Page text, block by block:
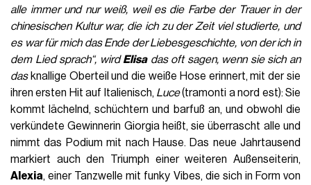
alle immer und nur weiß, weil es die Farbe der Trauer in der
chinesischen Kultur war, die ich zu der Zeit viel studierte, und
es war für mich das Ende der Liebesgeschichte, von der ich in
dem Lied sprach“, wirdElisadas oft sagen,wenn sie sich an
dasknallige Oberteil und die weiße Hose erinnert, mit der sie
ihren ersten Hit auf Italienisch, Luce(tramonti a nord est): Sie
kommt lächelnd, schüchtern und barfuß an, und obwohl die
verkündete Gewinnerin Giorgia heißt, sie überrascht alle und
nimmt das Podium mit nach Hause. Das neue Jahrtausend
markiert auch den Triumph einer weiteren Außenseiterin,
Alexia, einer Tanzwelle mit funky Vibes, die sich in Form von